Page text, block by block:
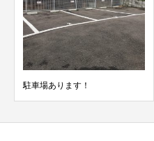
駐車場あります！